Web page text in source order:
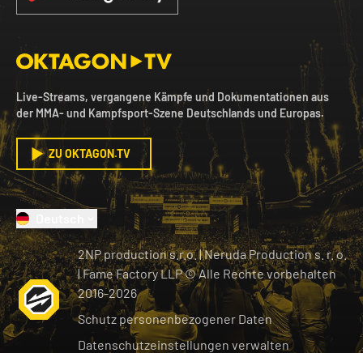
Live-Streams, vergangene Kämpfe und Dokumentationen aus
der MMA- und Kampfsport-Szene Deutschlands und Europas.
ZU OKTAGON.TV
2NP production s.r.o.|Neruda Production s. r. o.
| Fame Factory LLP © Alle Rechte vorbehalten
2016-2026
Schutz personenbezogener Daten
Datenschutzeinstellungen verwalten